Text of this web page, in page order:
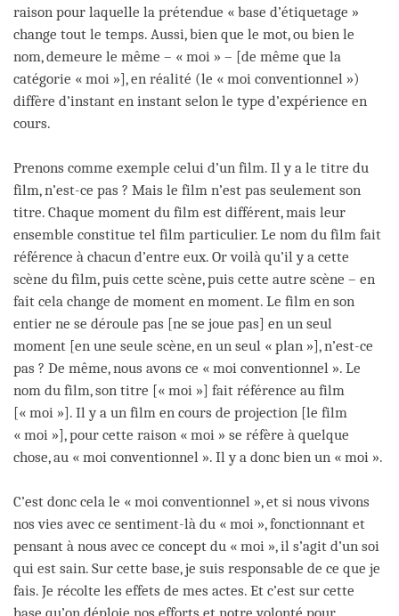
raison pour laquelle la prétendue « base d’étiquetage »
change tout le temps. Aussi, bien que le mot, ou bien le
nom, demeure le même – « moi » – [de même que la
catégorie « moi »], en réalité (le « moi conventionnel »)
diffère d’instant en instant selon le type d’expérience en
cours.
Prenons comme exemple celui d’un film. Il y a le titre du
film, n’est-ce pas ? Mais le film n’est pas seulement son
titre. Chaque moment du film est différent, mais leur
ensemble constitue tel film particulier. Le nom du film fait
référence à chacun d’entre eux. Or voilà qu’il y a cette
scène du film, puis cette scène, puis cette autre scène – en
fait cela change de moment en moment. Le film en son
entier ne se déroule pas [ne se joue pas] en un seul
moment [en une seule scène, en un seul « plan »], n’est-ce
pas ? De même, nous avons ce « moi conventionnel ». Le
nom du film, son titre [« moi »] fait référence au film
[« moi »]. Il y a un film en cours de projection [le film
« moi »], pour cette raison « moi » se réfère à quelque
chose, au « moi conventionnel ». Il y a donc bien un « moi ».
C’est donc cela le « moi conventionnel », et si nous vivons
nos vies avec ce sentiment-là du « moi », fonctionnant et
pensant à nous avec ce concept du « moi », il s’agit d’un soi
qui est sain. Sur cette base, je suis responsable de ce que je
fais. Je récolte les effets de mes actes. Et c’est sur cette